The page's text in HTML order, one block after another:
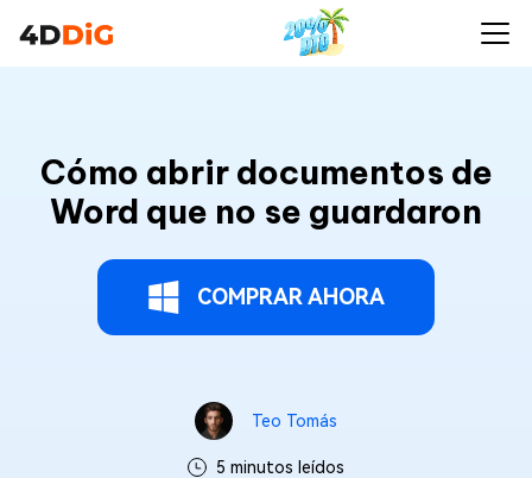
Cómo abrir documentos de
Word que no se guardaron
COMPRAR AHORA
Teo Tomás
5 minutos leídos